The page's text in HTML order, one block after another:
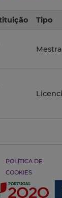
Tipo
POLÍTICA DE
COOKIES